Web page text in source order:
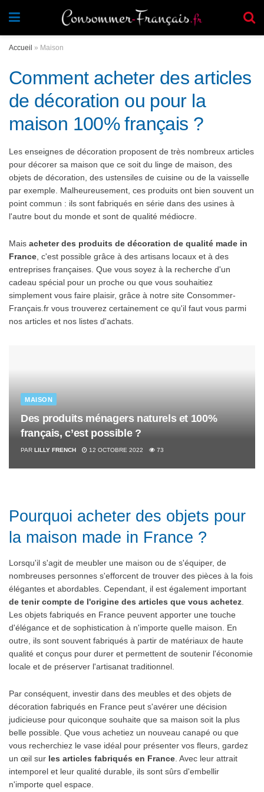
Accueil » Maison
Comment acheter des articles
de décoration ou pour la
maison 100% français ?
Les enseignes de décoration proposent de très nombreux articles
pour décorer sa maison que ce soit du linge de maison, des
objets de décoration, des ustensiles de cuisine ou de la vaisselle
par exemple. Malheureusement, ces produits ont bien souvent un
point commun : ils sont fabriqués en série dans des usines à
l'autre bout du monde et sont de qualité médiocre.
Mais acheter des produits de décoration de qualité made in
France, c'est possible grâce à des artisans locaux et à des
entreprises françaises. Que vous soyez à la recherche d'un
cadeau spécial pour un proche ou que vous souhaitiez
simplement vous faire plaisir, grâce à notre site Consommer-
Français.fr vous trouverez certainement ce qu'il faut vous parmi
nos articles et nos listes d'achats.
MAISON
Des produits ménagers naturels et 100%
français, c’est possible ?
PAR LILLY FRENCH 12 OCTOBRE 2022 73
Pourquoi acheter des objets pour
la maison made in France ?
Lorsqu'il s'agit de meubler une maison ou de s'équiper, de
nombreuses personnes s'efforcent de trouver des pièces à la fois
élégantes et abordables. Cependant, il est également important
de tenir compte de l'origine des articles que vous achetez
Les objets fabriqués en France peuvent apporter une touche
d'élégance et de sophistication à n'importe quelle maison. En
outre, ils sont souvent fabriqués à partir de matériaux de haute
qualité et conçus pour durer et permettent de soutenir l'économie
locale et de préserver l'artisanat traditionnel.
Par conséquent, investir dans des meubles et des objets de
décoration fabriqués en France peut s'avérer une décision
judicieuse pour quiconque souhaite que sa maison soit la plus
belle possible. Que vous achetiez un nouveau canapé ou que
vous recherchiez le vase idéal pour présenter vos fleurs, gardez
un œil sur les articles fabriqués en France . Avec leur attrait
intemporel et leur qualité durable, ils sont sûrs d'embellir
n'importe quel espace.